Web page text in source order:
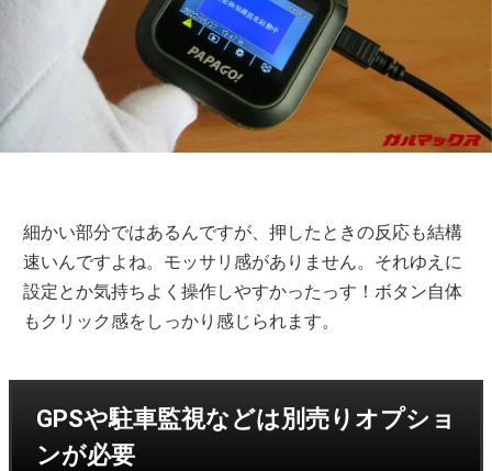
細かい部分ではあるんですが、押したときの反応も結構
速いんですよね。モッサリ感がありません。それゆえに
設定とか気持ちよく操作しやすかったっす！ボタン自体
もクリック感をしっかり感じられます。
GPSや駐車監視などは別売りオプショ
ンが必要